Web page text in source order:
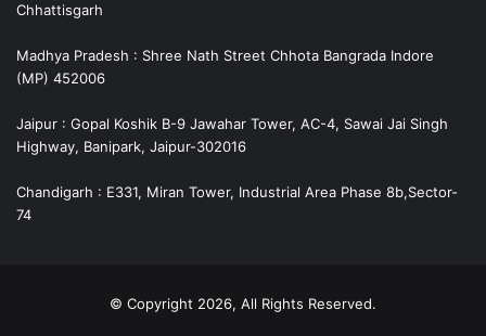
Chhattisgarh
Madhya Pradesh : Shree Nath Street Chhota Bangrada Indore
(MP) 452006
Jaipur : Gopal Koshik B-9 Jawahar Tower, AC-4, Sawai Jai Singh
Highway, Banipark, Jaipur-302016
Chandigarh : E331, Miran Tower, Industrial Area Phase 8b,Sector-
74
© Copyright 2026, All Rights Reserved.